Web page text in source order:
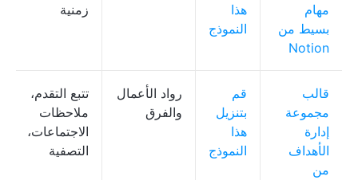
مهام
بسيط من
Notion
هذا
النموذج
زمنية
قالب
مجموعة
إدارة
الأهداف
من
قم
بتنزيل
هذا
النموذج
رواد الأعمال
والفرق
تتبع التقدم،
ملاحظات
الاجتماعات،
التصفية